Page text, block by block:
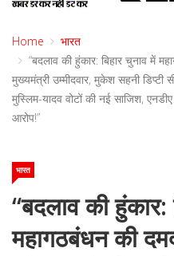
Home
भारत
“बदलाव की हुंकार: बिहार चुनाव में
मुख्यमंत्री उम्मीदवार, मुकेश सहनी
मुस्लिम-यादव वोटों की नई साजिश, एनडीए
आरोप!”
भारत
“बदलाव की हुंकार:
महागठबंधन की